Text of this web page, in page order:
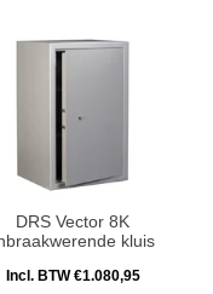
DRS Vector 8K
kluis
Incl. BTW €1.080,95